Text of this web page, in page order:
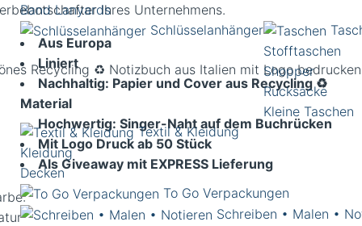
Band Lanyards
Schlüsselanhänger
Stofftaschen
Shopper
Rucksäcke
Kleine Taschen
Textil & Kleidung
Kleidung
Decken
To Go Verpackungen
Schreiben • Malen •
Recycling ♻️ Notizbuch aus Italien mit Logo bedrucken
Ihres Unternehmens.
Aus Europa
Liniert
Nachhaltig: Papier und Cover aus Recycling ♻️
Material
Hochwertig: Singer-Naht auf dem Buchrücken
Mit Logo Druck ab 50 Stück
Als Giveaway mit EXPRESS Lieferung